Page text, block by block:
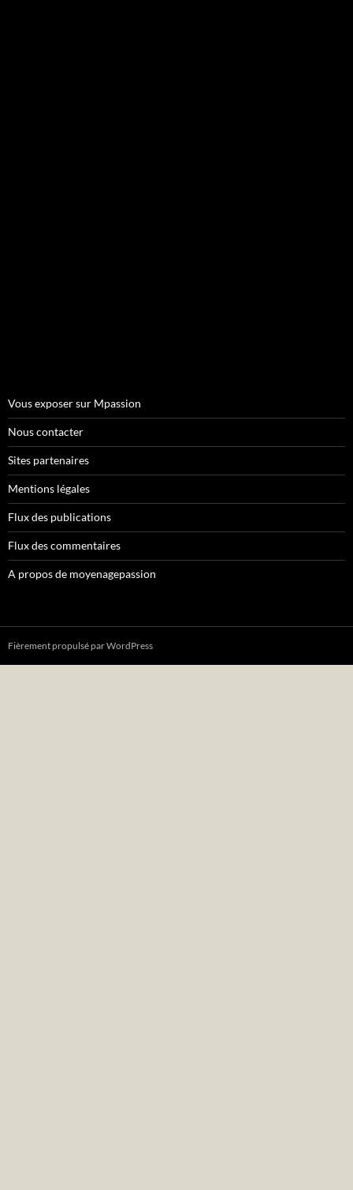
Vous exposer sur Mpassion
Nous contacter
Sites partenaires
Mentions légales
Flux des publications
Flux des commentaires
A propos de moyenagepassion
Fièrement propulsé par WordPress